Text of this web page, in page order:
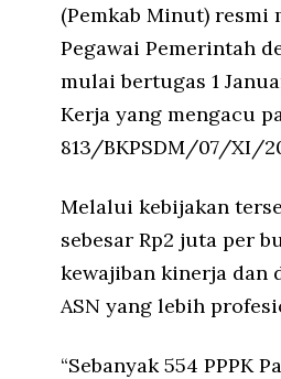
(Pemkab Minut) resmi
Pegawai Pemerintah
mulai bertugas 1
Kerja yang mengacu
813/BKPSDM/07/XI/
Melalui kebijakan
sebesar Rp2 juta per
kewajiban kinerja dan
ASN yang lebih
“Sebanyak 554 PPPK